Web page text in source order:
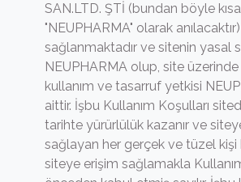
SAN.LTD. ŞTİ (bundan böyle
"NEUPHARMA" olarak
sağlanmaktadır ve sitenin yasal
NEUPHARMA olup, site
kullanım ve tasarruf yetkisi
aittir. İşbu Kullanım Koşulları
tarihte yürürlülük kazanır ve
sağlayan her gerçek ve tüzel kişi
siteye erişim sağlamakla Kullanım